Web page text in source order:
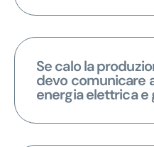
Se calo la
devo comunicare
energia elettrica e